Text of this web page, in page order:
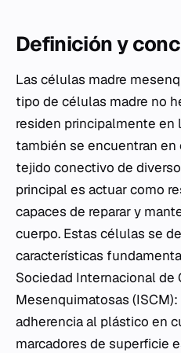
Definición y
Las células madre
tipo de células madre no
residen principalmente en
también se encuentran
tejido conectivo de
principal es actuar como
capaces de reparar y
cuerpo. Estas células se
características
Sociedad Internacional de
Mesenquimatosas
adherencia al plástico en
marcadores de superficie